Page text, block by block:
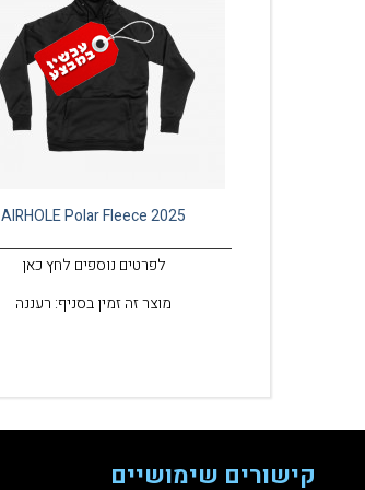
AIRHOLE Polar Fleece 2025
לפרטים נוספים לחץ כאן
מוצר זה זמין בסניף: רעננה
קישורים שימושיים